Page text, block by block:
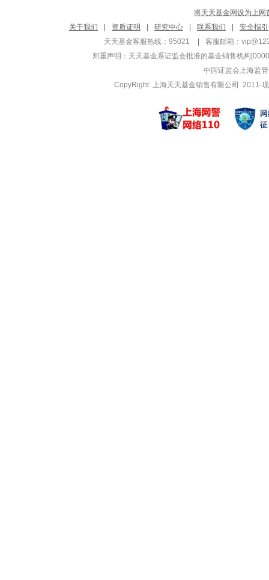
将天天基金网设为上网
关于我们
资质证明 研究中心 联系我们
安全指引
天天基金客服热线：95021
客服邮箱：
郑重声明： 天天基金系证监会批准的基金销售机构
中国证监会上海监
CopyRight 上海天天基金销售有限公司 2011-